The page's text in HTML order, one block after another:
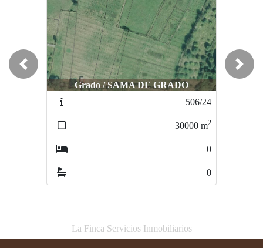
Grado / SAMA DE GRADO
506/24
30000m2
Oviedo / AYONES
Previous Next
La Finca Servicios Inmobiliarios